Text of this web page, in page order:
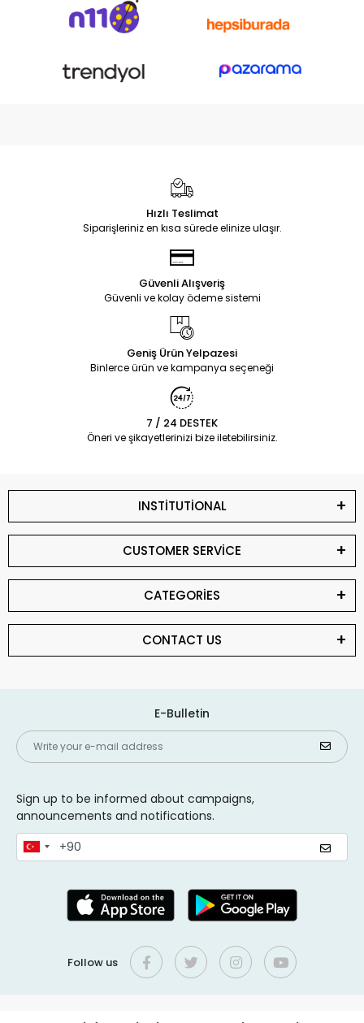
Hızlı Teslimat
Siparişleriniz en kısa sürede elinize ulaşır.
Güvenli Alışveriş
Güvenli ve kolay ödeme sistemi
Geniş Ürün Yelpazesi
Binlerce ürün ve kampanya seçeneği
7 / 24 DESTEK
Öneri ve şikayetlerinizi bize iletebilirsiniz.
INSTİTUTİONAL
CUSTOMER SERVİCE
CATEGORİES
CONTACT US
E-Bulletin
Sign up to be informed about campaigns,
announcements and notifications.
Follow us